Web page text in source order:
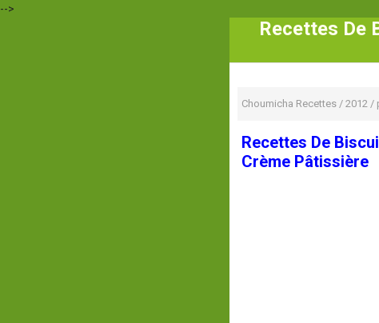
-->
Recettes De
Choumicha Recettes / 2012 /
Recettes De
Crème Pâtissière